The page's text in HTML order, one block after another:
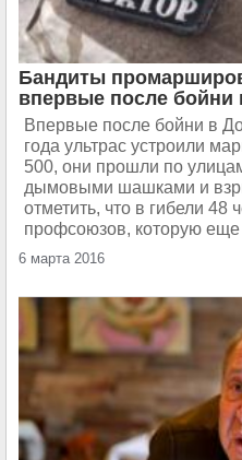
Бандиты
впервые после
Впервые после бойни в
года ультрас устроили
500, они прошли по
дымовыми шашками и
отметить, что в гибели 48
профсоюзов, которую еще
6 марта 2016